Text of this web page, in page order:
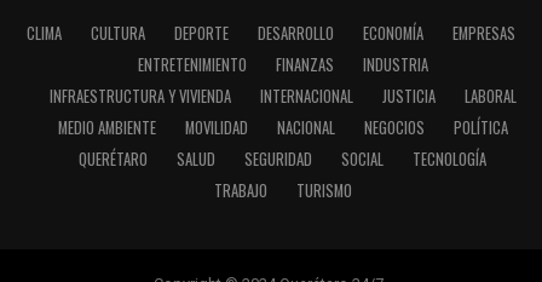
CLIMA CULTURA DEPORTE DESARROLLO ECONOMÍA
EMPRESAS
ENTRETENIMIENTO
FINANZAS
INDUSTRIA
INFRAESTRUCTURA Y VIVIENDA
INTERNACIONAL JUSTICIA
LABORAL
MEDIO AMBIENTE
MOVILIDAD NACIONAL NEGOCIOS
POLÍTICA
QUERÉTARO
SALUD SEGURIDAD SOCIAL
TECNOLOGÍA
TRABAJO
TURISMO